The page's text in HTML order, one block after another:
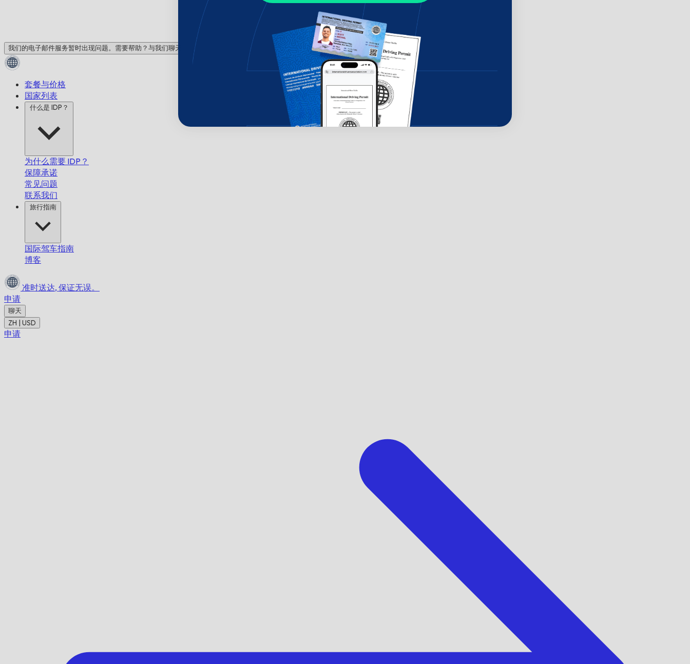
我们的电子邮件服务暂时出现问题。需要帮助？与我们聊天！
套餐与价格
国家列表
什么是 IDP？
为什么需要 IDP？
保障承诺
常见问题
联系我们
旅行指南
国际驾车指南
博客
准时送达, 保证无误。
申请
聊天
ZH | USD
申请